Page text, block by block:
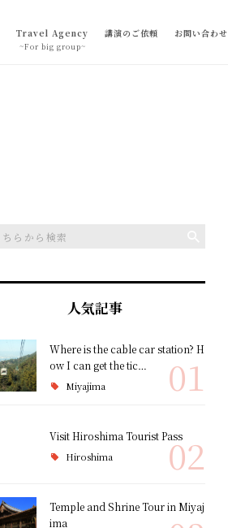
Travel Agency
~For big group~
講演のご依頼 お問い合わせ
人気記事
Where is the cable car station? H
ow I can get the tic…
Miyajima 01
Visit Hiroshima Tourist Pass
Hiroshima 02
Temple and Shrine Tour in Miyaj
ima